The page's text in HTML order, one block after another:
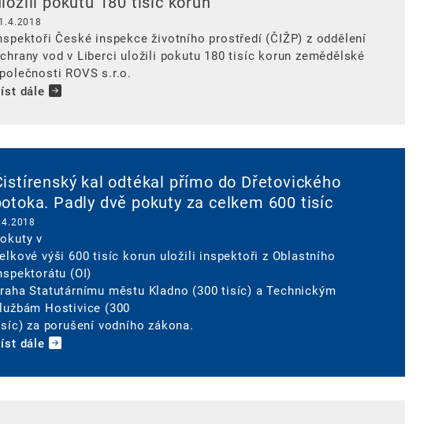
České inspekce životního prostředí (ČIŽP) z oddělení
vod v Liberci uložili pokutu 180 tisíc korun zemědělské
ROVS s.r.o.
dále
kal odtékal přímo do Dřetovického
Padly dvě pokuty za celkem 600 tisíc
v
výši 600 tisíc korun uložili inspektoři z Oblastního
(OI)
Statutárnímu městu Kladno (300 tisíc) a Technickým
Hostivice (300
za porušení vodního zákona.
dále